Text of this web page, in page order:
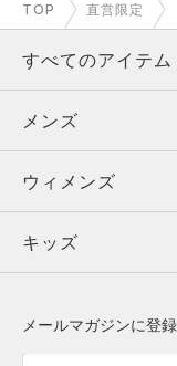
TOP 直営限定
すべてのアイテム
メンズ
ウィメンズ
キッズ
メンズ
トップス
ボトムス
ウィメンズ
トップス
キッズ
メールマガジンに登